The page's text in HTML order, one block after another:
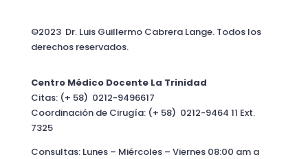
©2023 Dr. Luis Guillermo Cabrera Lange. Todos los
derechos reservados.
Centro Médico Docente La Trinidad
Citas: (+ 58) 0212-9496617
Coordinación de Cirugía: (+ 58) 0212-9464 11 Ext.
7325
Consultas: Lunes – Miércoles – Viernes 08:00 am a